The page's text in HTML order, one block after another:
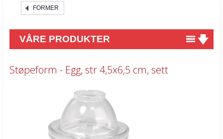
FORMER
VÅRE PRODUKTER
Tilbud
Kort & Scrapbooking
Støpeform - Egg, str 4,5x6,5 cm, sett